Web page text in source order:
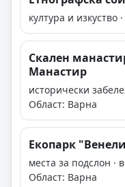
култура и изкуство
Скален
Манастир
исторически
Област: Варна
Екопарк
места за подслон ·
Област: Варна